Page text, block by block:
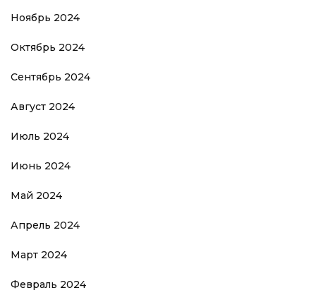
Ноябрь 2024
Октябрь 2024
Сентябрь 2024
Август 2024
Июль 2024
Июнь 2024
Май 2024
Апрель 2024
Март 2024
Февраль 2024